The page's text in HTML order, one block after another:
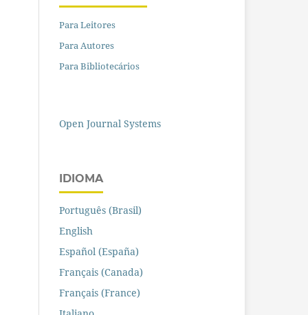
Para Leitores
Para Autores
Para Bibliotecários
Open Journal Systems
IDIOMA
Português (Brasil)
English
Español (España)
Français (Canada)
Français (France)